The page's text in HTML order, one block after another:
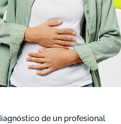
de un profesional